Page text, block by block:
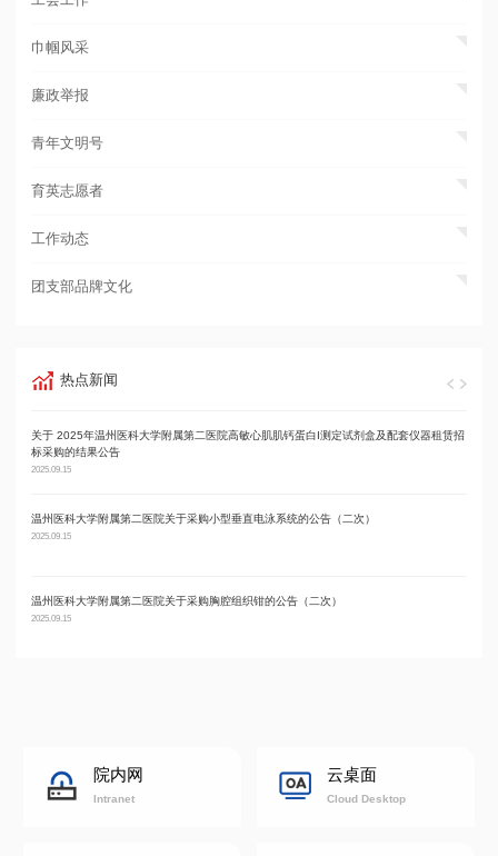
巾帼风采
廉政举报
青年文明号
育英志愿者
工作动态
团支部品牌文化
热点新闻
关于 2025年温州医科大学附属第二医院高敏心肌肌钙蛋白I测定试剂盒及配套仪器租赁招
标采购的结果公告
2025.09.15
温州医科大学附属第二医院关于采购小型垂直电泳系统的公告（二次）
2025.09.15
温州医科大学附属第二医院关于采购胸腔组织钳的公告（二次）
2025.09.15
院内网
Intranet
云桌面
Cloud Desktop